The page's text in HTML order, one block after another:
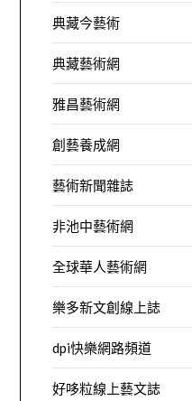
典藏今藝術
典藏藝術網
雅昌藝術網
創藝養成網
藝術新聞雜誌
非池中藝術網
全球華人藝術網
樂多新文創線上誌
dpi快樂網路頻道
好哆粒線上藝文誌